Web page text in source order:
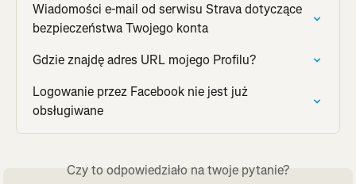
Wiadomości e-mail od serwisu Strava dotyczące
bezpieczeństwa Twojego konta
Gdzie znajdę adres URL mojego Profilu?
Logowanie przez Facebook nie jest już
obsługiwane
Czy to odpowiedziało na twoje pytanie?